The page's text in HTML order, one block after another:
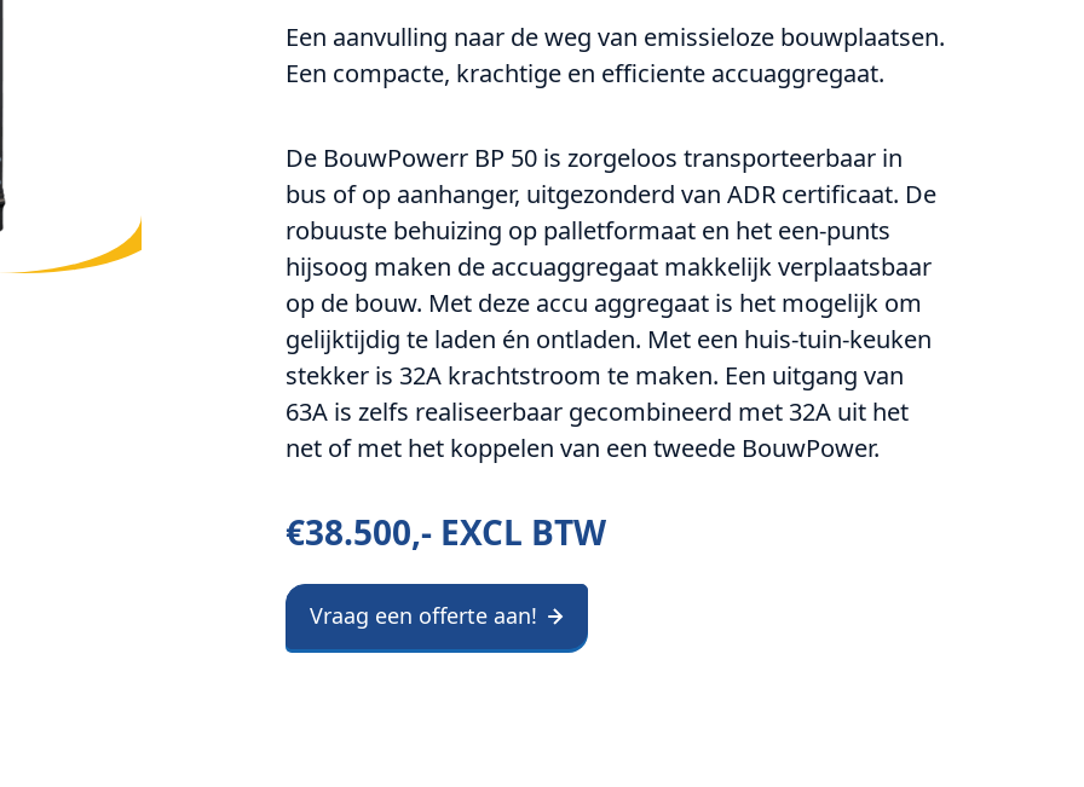
Een aanvulling naar de weg van emissieloze bouwplaatsen.
Een compacte, krachtige en efficiente accuaggregaat.
De BouwPowerr BP 50 is zorgeloos transporteerbaar in
bus of op aanhanger, uitgezonderd van ADR certificaat. De
robuuste behuizing op palletformaat en het een-punts
hijsoog maken de accuaggregaat makkelijk verplaatsbaar
op de bouw. Met deze accu aggregaat is het mogelijk om
gelijktijdig te laden én ontladen. Met een huis-tuin-keuken
stekker is 32A krachtstroom te maken. Een uitgang van
63A is zelfs realiseerbaar gecombineerd met 32A uit het
net of met het koppelen van een tweede BouwPower.
€38.500,- EXCL BTW
Vraag een offerte aan!